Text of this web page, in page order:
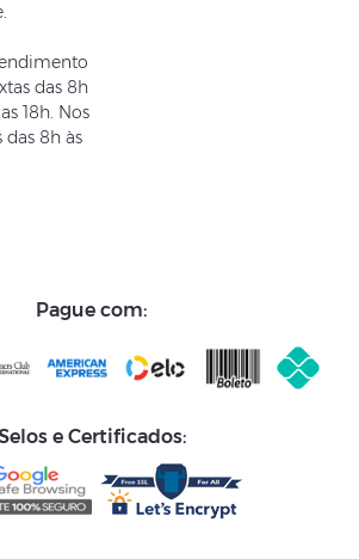
TAMPA
E JF CÓD
185,00, por
175,75
das 8h
18h. Nos
8h às
Pague com:
e Certificados: